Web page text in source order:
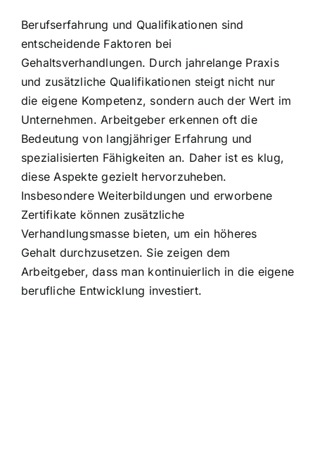
Berufserfahrung und Qualifikationen sind
entscheidende Faktoren bei
Gehaltsverhandlungen. Durch jahrelange Praxis
und zusätzliche Qualifikationen steigt nicht nur
die eigene Kompetenz, sondern auch der Wert im
Unternehmen. Arbeitgeber erkennen oft die
Bedeutung von langjähriger Erfahrung und
spezialisierten Fähigkeiten an. Daher ist es klug,
diese Aspekte gezielt hervorzuheben.
Insbesondere Weiterbildungen und erworbene
Zertifikate können zusätzliche
Verhandlungsmasse bieten, um ein höheres
Gehalt durchzusetzen. Sie zeigen dem
Arbeitgeber, dass man kontinuierlich in die eigene
berufliche Entwicklung investiert.